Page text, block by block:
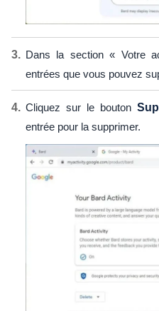
Dans la section « Votre
entrées que vous pouvez
Cliquez sur le bouton
entrée pour la supprimer.